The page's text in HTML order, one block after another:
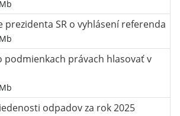
prezidenta SR o vyhlásení referenda
podmienkach právach hlasovať v
odpadov za rok 2025